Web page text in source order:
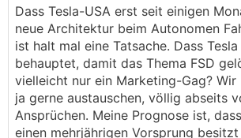
Dass Tesla-USA erst seit einigen
neue Architektur beim Autonomen
ist halt mal eine Tatsache. Dass
behauptet, damit das Thema FSD
vielleicht nur ein Marketing-Gag? Wir
ja gerne austauschen, völlig abseits
Ansprüchen. Meine Prognose ist,
einen mehrjährigen Vorsprung